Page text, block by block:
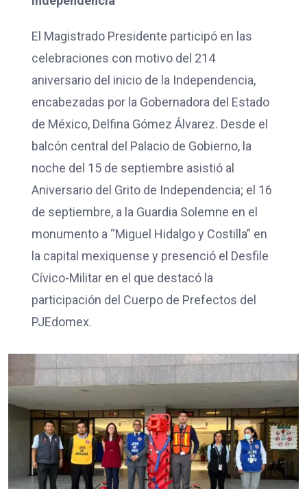
El Magistrado Presidente participó en las
celebraciones con motivo del 214
aniversario del inicio de la Independencia,
encabezadas por la Gobernadora del Estado
de México, Delfina Gómez Álvarez. Desde el
balcón central del Palacio de Gobierno, la
noche del 15 de septiembre asistió al
Aniversario del Grito de Independencia; el 16
de septiembre, a la Guardia Solemne en el
monumento a “Miguel Hidalgo y Costilla” en
la capital mexiquense y presenció el Desfile
Cívico-Militar en el que destacó la
participación del Cuerpo de Prefectos del
PJEdomex.